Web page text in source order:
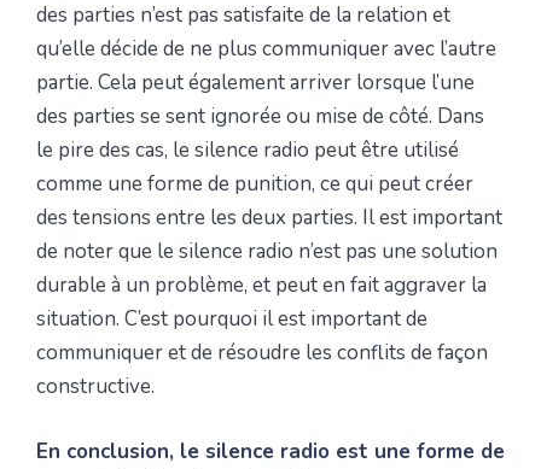
des parties n’est pas satisfaite de la relation et
qu’elle décide de ne plus communiquer avec l’autre
partie. Cela peut également arriver lorsque l’une
des parties se sent ignorée ou mise de côté. Dans
le pire des cas, le silence radio peut être utilisé
comme une forme de punition, ce qui peut créer
des tensions entre les deux parties. Il est important
de noter que le silence radio n’est pas une solution
durable à un problème, et peut en fait aggraver la
situation. C’est pourquoi il est important de
communiquer et de résoudre les conflits de façon
constructive.
En conclusion, le silence radio est une forme de